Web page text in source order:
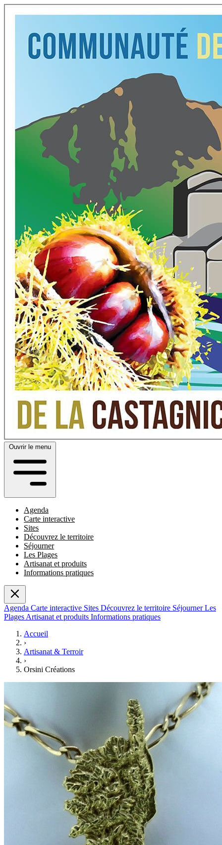
Ouvrir le menu
Agenda
Carte interactive
Sites
Découvrez le territoire
Séjourner
Les Plages
Artisanat et produits
Informations pratiques
Agenda Carte interactive Sites Découvrez le territoire SéjournerLes
Plages Artisanat et produits Informations pratiques
Accueil
›
Artisanat & Terroir
›
Orsini Créations